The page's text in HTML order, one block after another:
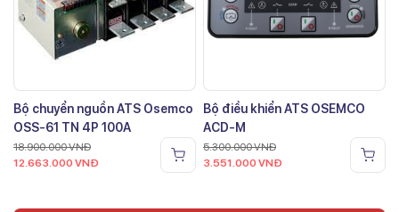
Bộ chuyển nguồn ATS Osemco
OSS-61 TN 4P 100A
18.900.000VNĐ
12.663.000 VNĐ
Bộ điều khiển ATS OSEMCO
ACD-M
5.300.000VNĐ
3.551.000 VNĐ